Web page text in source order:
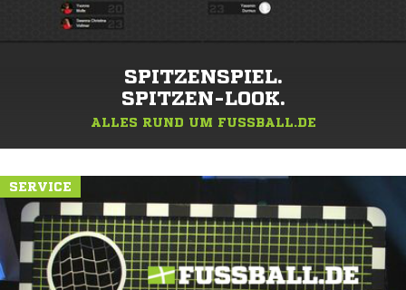
SPITZENSPIEL.
SPITZEN-LOOK.
ALLES RUND UM FUSSBALL.DE
SERVICE